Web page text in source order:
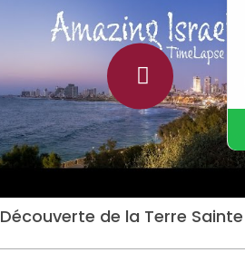
Découverte de la Terre Sainte